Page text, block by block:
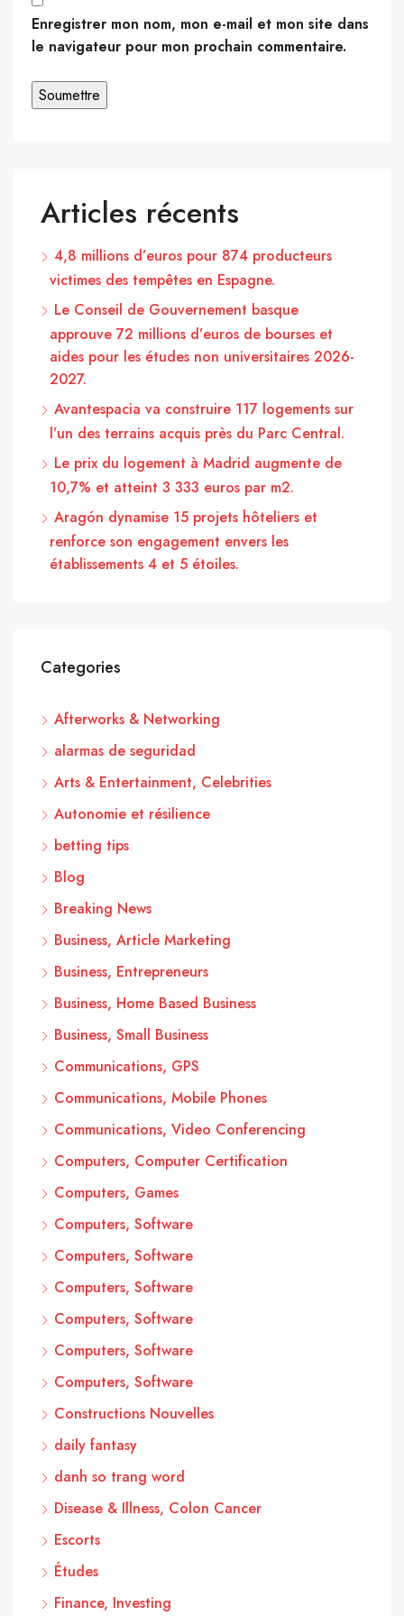
Enregistrer mon nom, mon e-mail et mon site dans
le navigateur pour mon prochain commentaire.
Articles récents
4,8 millions d’euros pour 874 producteurs
victimes des tempêtes en Espagne.
Le Conseil de Gouvernement basque
approuve 72 millions d’euros de bourses et
aides pour les études non universitaires 2026-
2027.
Avantespacia va construire 117 logements sur
l’un des terrains acquis près du Parc Central.
Le prix du logement à Madrid augmente de
10,7% et atteint 3 333 euros par m2.
Aragón dynamise 15 projets hôteliers et
renforce son engagement envers les
établissements 4 et 5 étoiles.
Categories
Afterworks & Networking
alarmas de seguridad
Arts & Entertainment, Celebrities
Autonomie et résilience
betting tips
Blog
Breaking News
Business, Article Marketing
Business, Entrepreneurs
Business, Home Based Business
Business, Small Business
Communications, GPS
Communications, Mobile Phones
Communications, Video Conferencing
Computers, Computer Certification
Computers, Games
Computers, Software
Computers, Software
Computers, Software
Computers, Software
Computers, Software
Computers, Software
Constructions Nouvelles
daily fantasy
danh so trang word
Disease & Illness, Colon Cancer
Escorts
Études
Finance, Investing